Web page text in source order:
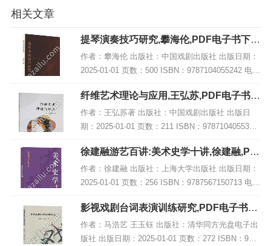
相关文章
提琴演奏技巧研究,攀海伦,PDF电子书下
载,网盘资源
作者：攀海伦 出版社：中国戏剧出版社 出版日期：
2025-01-01 页数：500 ISBN：9787104055242 电子
书大小：178MB [高清扫描版PDF格式] 内容简介 弦
乐演奏...
纤维艺术理论与应用,王弘苏,PDF电子书下
载,网盘资源
作者：王弘苏著 出版社：中国戏剧出版社 出版日
期：2025-01-01 页数：211 ISBN：9787104055334
电子书大小：244MB [高清扫描版PDF格式] 内容简
介 该书结...
徐建融游艺百讲:美术史学十讲,徐建融,PD
F电子书网盘下载
作者：徐建融 出版社：上海大学出版社 出版日期：
2025-01-01 页数：256 ISBN：9787567150713 电子
书大小：217MB [高清扫描版PDF格式] 内容简介 在
《徐建...
影视戏剧台词表演训练研究,PDF电子书下
载,网盘资源
作者：马浩艺 王玉钰 出版社：清华同方光盘电子出
版社 出版日期：2025-01-01 页数：272 ISBN：978